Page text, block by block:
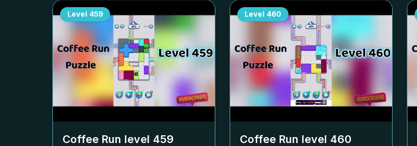
Level 459
Coffee Run level 459
Level 460
Coffee Run level 460